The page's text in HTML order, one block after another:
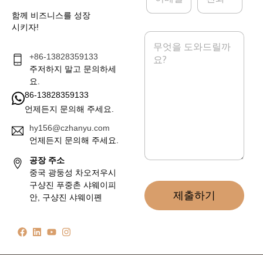
함께 비즈니스를 성장
시키자!
+86-13828359133
주저하지 말고 문의하세
요.
86-13828359133
언제든지 문의해 주세요.
hy156@czhanyu.com
언제든지 문의해 주세요.
공장 주소
중국 광둥성 차오저우시
구샹진 푸중촌 샤웨이피
안, 구샹진 샤웨이폔
일
메
제출하기